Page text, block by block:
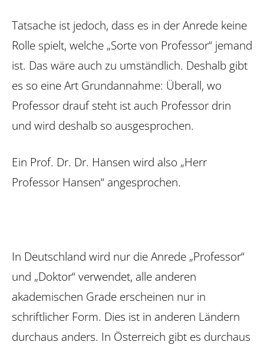
Tatsache ist jedoch, dass es in der Anrede keine
Rolle spielt, welche „Sorte von Professor“ jemand
ist. Das wäre auch zu umständlich. Deshalb gibt
es so eine Art Grundannahme: Überall, wo
Professor drauf steht ist auch Professor drin
und wird deshalb so ausgesprochen.
Ein Prof. Dr. Dr. Hansen wird also „Herr
Professor Hansen“ angesprochen.
In Deutschland wird nur die Anrede „Professor“
und „Doktor“ verwendet, alle anderen
akademischen Grade erscheinen nur in
schriftlicher Form. Dies ist in anderen Ländern
durchaus anders. In Österreich gibt es durchaus